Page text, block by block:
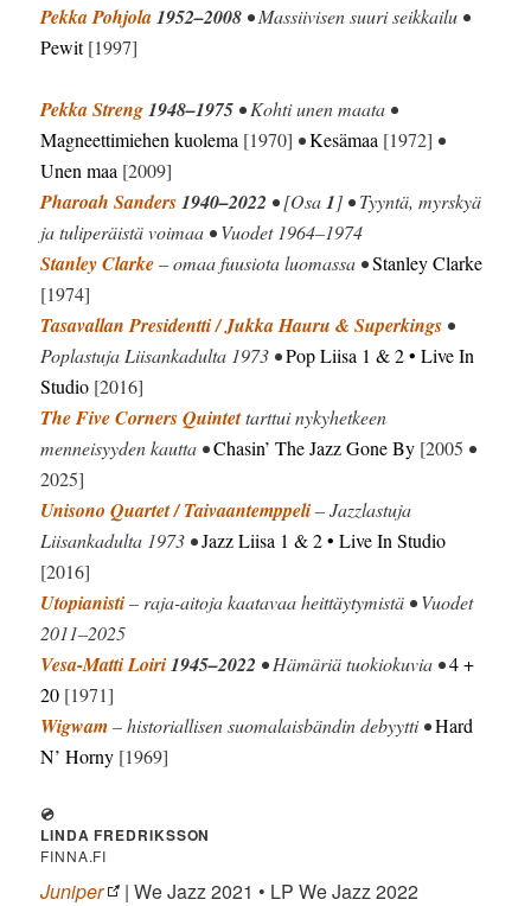
Pekka Pohjola1952–2008 • Massiivisen suuri seikkailu •
Pewit[1997]
Pekka Streng1948–1975 • Kohti unen maata •
Magneettimiehen kuolema [1970] •Kesämaa [1972] •
Unen maa [2009]
Pharoah Sanders1940–2022 • [Osa1] • Tyyntä, myrskyä
ja tuliperäistä voimaa • Vuodet 1964–1974
Stanley Clarke– omaa fuusiota luomassa •Stanley Clarke
[1974]
Tasavallan Presidentti / Jukka Hauru & Superkings •
Poplastuja Liisankadulta 1973 •Pop Liisa 1 & 2 • Live In
Studio [2016]
The Five Corners Quintettarttui nykyhetkeen
menneisyyden kautta •Chasin’ The Jazz Gone By [2005 •
2025]
Unisono Quartet / Taivaantemppeli– Jazzlastuja
Liisankadulta 1973 •Jazz Liisa 1 & 2 • Live In Studio
[2016]
Utopianisti– raja-aitoja kaatavaa heittäytymistä • Vuodet
2011–2025
Vesa-Matti Loiri1945–2022 • Hämäriä tuokiokuvia •4 +
20 [1971]
Wigwam– historiallisen suomalaisbändin debyytti •Hard
N’ Horny [1969]
💿
LINDA FREDRIKSSON
FINNA.FI
Juniper | We Jazz 2021 • LP We Jazz 2022